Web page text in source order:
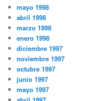
mayo 1998
abril 1998
marzo 1998
enero 1998
diciembre 1997
noviembre 1997
octubre 1997
junio 1997
mayo 1997